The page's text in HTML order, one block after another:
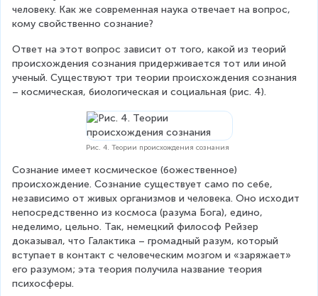
человеку. Как же современная наука отвечает на вопрос,
кому свойственно сознание?
Ответ на этот вопрос зависит от того, какой из теорий
происхождения сознания придерживается тот или иной
ученый. Существуют три теории происхождения сознания
– космическая, биологическая и социальная (рис. 4).
Рис. 4. Теории происхождения сознания
Сознание имеет космическое (божественное)
происхождение. Сознание существует само по себе,
независимо от живых организмов и человека. Оно исходит
непосредственно из космоса (разума Бога), едино,
неделимо, цельно. Так, немецкий философ Рейзер
доказывал, что Галактика – громадный разум, который
вступает в контакт с человеческим мозгом и «заряжает»
его разумом; эта теория получила название теория
психосферы.